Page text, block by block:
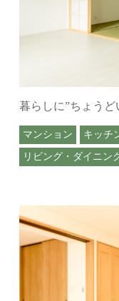
暮らしに”ちょう
マンション キッチ
リビング・ダイニン